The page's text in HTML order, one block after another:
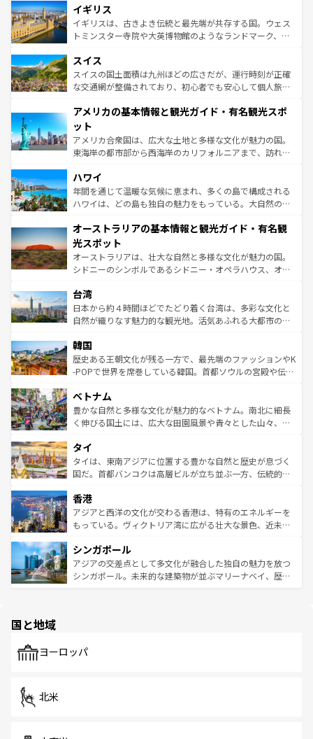
香り高いラベンダー畑など、多彩な楽しみ方が可能だ。さ
らに、パリ以外の地域にも魅力が溢れており、どの街角に
も豊かな歴史と文化が息づいている。パリ以外の個性あふ
を参照してほしい。
顔を持つこの国は、どこを歩いても飽きることがない。ベ
ルリンの文化的活気、バイエルン州のアルプスの絶景、そ
してライン川沿いのワイン畑といった風景は必見。ビール
は、お酒好きな人にはぜひ体験してほしい。 なお、新着の
ドイツ情報はコンテンツ一覧を参照してほしい。
イギリス
イギリスは、古きよき伝統と最先端が共存する国。ウェス
トミンスター寺院や大英博物館のようなランドマーク、歴
リアごとに異なる魅力がある。また、優雅なアフタヌーン
ティー、ビール好きにはたまらない英国パブ、サッカー観
戦など、本場だからこそできる体験も豊富。イギリスを旅
ンツ一覧を参照してほしい。
スイス
スイスの国土面積は九州ほどの広さだが、運行時刻が正確
な交通網が整備されており、初心者でも安心して個人旅行
の建物がそのまま残る町や、スイスならではのユニークな
博物館もあり、アルプス観光だけでなく町歩きも満喫する
ことができる。国民の所得が高いため物価も高いが、旅行
者向けの交通パス提供のサービスもあり、うまく活用すれ
着のスイス情報は
アメリカの基本情報と観光ガイド・有名観光スポ
ット
アメリカ合衆国は、広大な土地と多様な文化が魅力の国。
東海岸の都市部から西海岸のカリフォルニアまで、訪れる
のような巨大都市は、観光、ショッピング、エンターテイ
ンメントが詰まった刺激的なスポットだ。一方、アメリカ
西部には大自然が広がり、グランドキャニオンやイエロー
部のニューオーリンズでは、音楽と美食が融合した独特の
文化が魅力。旅行者はアメリカの各地域で異なる魅力を楽
しみながら、その多様性と豊かな歴史を感じることができ
るだろう。車でのロードトリップや列車の旅も、アメリカ
情報は
ハワイ
年間を通じて温暖な気候に恵まれ、多くの島で構成される
ハワイは、どの島も独自の魅力をもっている。大自然の神
ワイ島は見逃せない。また、定番の観光地といえばオアフ
島だが、静かな自然を求めるならマウイ島やカウアイ島が
おすすめ。エメラルドグリーンに輝く海をはじめ、豊かな
文化や歴史が息づいている。「アロハスピリット」と呼ば
人々、おいしいローカルフードやハワイアンミュージッ
ク、伝統的なフラダンスなど、すべてがハワイの魅力を彩
っている。訪れるたびに新しい発見と感動が待っているハ
はコンテンツ一覧
オーストラリアの基本情報と観光ガイド・有名観
光スポット
オーストラリアは、壮大な自然と多様な文化が魅力の国。
シドニーのシンボルであるシドニー・オペラハウス、オー
リアリーフや大陸中央部にそびえるウルル（エアーズロッ
ク）、タスマニアの美しい原生林やケアンズの熱帯雨林な
ど、見どころがたくさん。また、カフェやワイン、オージ
いる。アクティビティも充実しており、サーフィンやダイ
ビング、ハイキングなど、アウトドア好きにはたまらな
い。オーストラリアの多彩な魅力を存分に味わいつくそ
参照してほしい。
台湾
日本から約４時間ほどでたどり着く台湾は、多彩な文化と
自然が織りなす魅力的な観光地。活気あふれる大都市の台
ン）、静ひつな山岳地帯である台湾東部など、都市の喧騒
と山間の静けさが共存しており、訪れる人に新しい発見と
驚きをもたらしてくれる。また、奥深い台湾の食文化も魅
容にもいいと評判のスイーツなど、バラエティ豊かな料理
が味わえる。 なお、新着の台湾情報は コンテンツ一覧を参
照してほしい。
韓国
歴史ある王朝文化が残る一方で、最先端のファッションやK
-POPで世界を席巻している韓国。首都ソウルの宮殿や伝統
き、地方に足を延ばせば四季折々の自然美を楽しむことが
できる。そして、キムチや焼肉、絶品のストリートフード
まで、さまざまな韓国料理が待っている。夜には、韓国な
リティに包まれながら、韓国の多彩な魅力を心ゆくまで味
わってみてほしい。 なお、新着の韓国情報はコンテンツ一
覧を参照してほしい。
ベトナム
豊かな自然と多様な文化が魅力的なベトナム。南北に細長
く伸びる国土には、広大な田園風景や青々とした山々、世
急速な発展と共に伝統が息づく。ハノイの古い町並みやホ
ーチミン市のフランス統治時代の建物も、独特の雰囲気を
醸し出している。また、バラエティの豊かさとおいしさで
とつ。フォーやバインミー、ベトナムコーヒーなどは、ぜ
ひ現地で味わいたい。どの地域を訪れてもあたたかい人々
が旅行者を迎えてくれるので、きっと忘れられない旅にな
参照してほしい。
タイ
タイは、東南アジアに位置する豊かな自然と歴史が息づく
国だ。首都バンコクは高層ビルが立ち並ぶ一方、伝統的な
の活気が交差している。北部ではチェンマイなどの山岳地
帯で自然と触れ合い、南部ではプーケットやクラビの美し
いビーチでリゾート気分を楽しむことができる。タイ料理
激する。気候は一年中温暖で、どの季節にも異なる楽しみ
が待っている。親しみやすいタイの人々、仏教を中心とし
た文化、そして多様な観光資源が、訪れる旅人を魅了し続
香港
アジアと西洋の文化が交わる香港は、特有のエネルギーを
もっている。ヴィクトリア湾に広がる壮大な景色、近未来
み、どこを訪れても感動するはず。観光スポットが密集し
ており、効率よく見どころを回れるのも魅力。息をのむよ
うな絶景から文化的な体験まで、香港を存分に楽しみ尽く
シンガポール
アジアの交差点として多文化が融合した独自の魅力を放つ
シンガポール。未来的な建築物が並ぶマリーナベイ、歴史
で、ホーカーズは地元の風情を楽しめる外せないスポット
国と地域
ヨーロッパ
北米